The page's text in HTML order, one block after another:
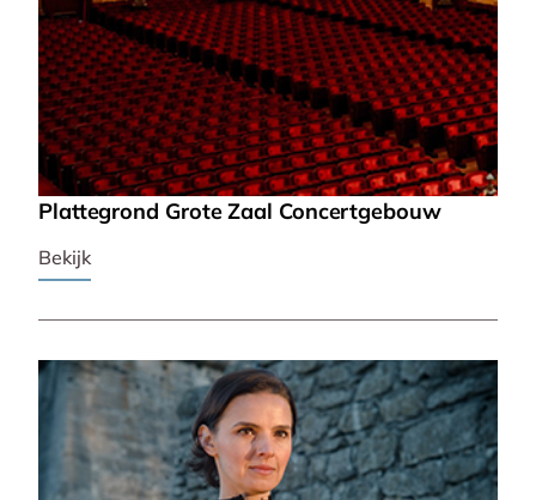
Plattegrond Grote Zaal Concertgebouw
Bekijk